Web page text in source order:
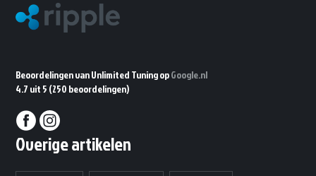
Beoordelingen van Unlimited Tuning opGoogle.nl
4.7 uit 5 (250 beoordelingen)
Overige artikelen